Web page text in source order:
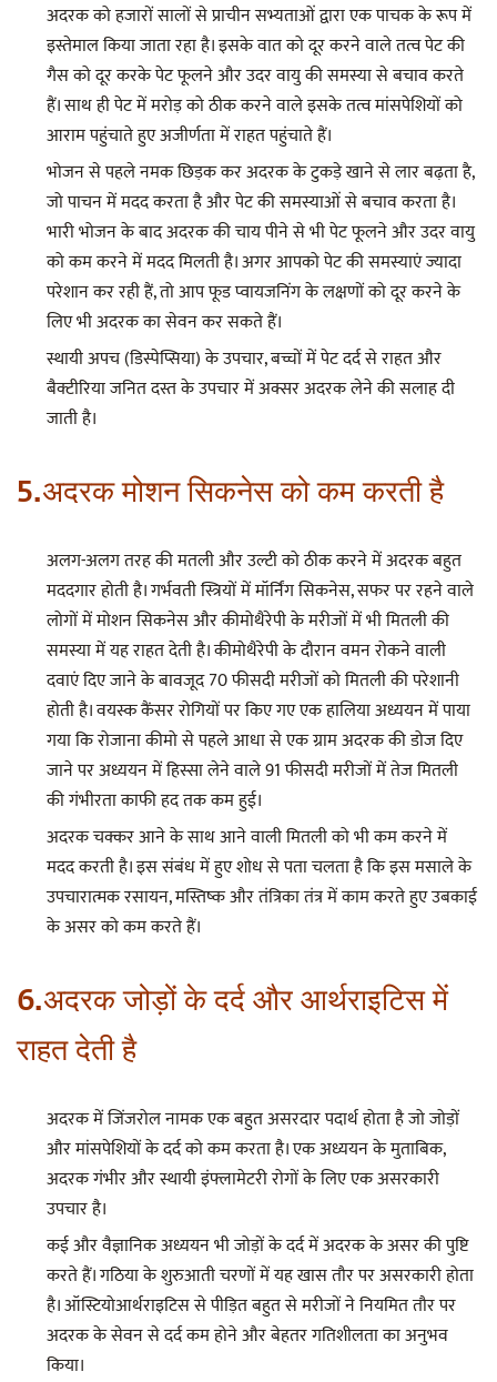
अदरक को हजारों सालों से प्राचीन सभ्यताओं द्वारा एक पाचक के रूप में
इस्तेमाल किया जाता रहा है। इसके वात को दूर करने वाले तत्व पेट की
गैस को दूर करके पेट फूलने और उदर वायु की समस्या से बचाव करते
हैं। साथ ही पेट में मरोड़ को ठीक करने वाले इसके तत्व मांसपेशियों को
आराम पहुंचाते हुए अजीर्णता में राहत पहुंचाते हैं।
भोजन से पहले नमक छिड़क कर अदरक के टुकड़े खाने से लार बढ़ता है,
जो पाचन में मदद करता है और पेट की समस्याओं से बचाव करता है।
भारी भोजन के बाद अदरक की चाय पीने से भी पेट फूलने और उदर वायु
को कम करने में मदद मिलती है। अगर आपको पेट की समस्याएं ज्यादा
परेशान कर रही हैं, तो आप फूड प्वायजनिंग के लक्षणों को दूर करने के
लिए भी अदरक का सेवन कर सकते हैं।
स्थायी अपच (डिस्पेप्सिया) के उपचार, बच्चों में पेट दर्द से राहत और
बैक्टीरिया जनित दस्त के उपचार में अक्सर अदरक लेने की सलाह दी
जाती है।
5.अदरक मोशन सिकनेस को कम करती है
अलग-अलग तरह की मतली और उल्टी को ठीक करने में अदरक बहुत
मददगार होती है। गर्भवती स्त्रियों में मॉर्निंग सिकनेस, सफर पर रहने वाले
लोगों में मोशन सिकनेस और कीमोथैरेपी के मरीजों में भी मितली की
समस्या में यह राहत देती है। कीमोथैरेपी के दौरान वमन रोकने वाली
दवाएं दिए जाने के बावजूद 70 फीसदी मरीजों को मितली की परेशानी
होती है। वयस्क कैंसर रोगियों पर किए गए एक हालिया अध्ययन में पाया
गया कि रोजाना कीमो से पहले आधा से एक ग्राम अदरक की डोज दिए
जाने पर अध्ययन में हिस्सा लेने वाले 91 फीसदी मरीजों में तेज मितली
की गंभीरता काफी हद तक कम हुई।
अदरक चक्कर आने के साथ आने वाली मितली को भी कम करने में
मदद करती है। इस संबंध में हुए शोध से पता चलता है कि इस मसाले के
उपचारात्मक रसायन, मस्तिष्क और तंत्रिका तंत्र में काम करते हुए उबकाई
के असर को कम करते हैं।
6.अदरक जोड़ों के दर्द और आर्थराइ‍टिस में
राहत देती है
अदरक में जिंजरोल नामक एक बहुत असरदार पदार्थ होता है जो जोड़ों
और मांसपेशियों के दर्द को कम करता है। एक अध्ययन के मुताबिक,
अदरक गंभीर और स्थायी इंफ्लामेटरी रोगों के लिए एक असरकारी
उपचार है।
कई और वैज्ञानिक अध्ययन भी जोड़ों के दर्द में अदरक के असर की पुष्टि
करते हैं। गठिया के शुरुआती चरणों में यह खास तौर पर असरकारी होता
है। ऑस्टियोआर्थराइटिस से पीड़ित बहुत से मरीजों ने नियमित तौर पर
अदरक के सेवन से दर्द कम होने और बेहतर गतिशीलता का अनुभव
किया।